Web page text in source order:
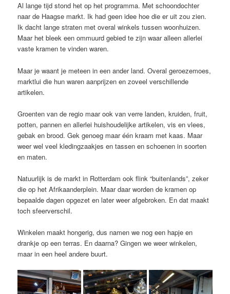
Al lange tijd stond het op het programma. Met schoondochter
naar de Haagse markt. Ik had geen idee hoe die er uit zou zien.
Ik dacht lange straten met overal winkels tussen woonhuizen.
Maar het bleek een ommuurd gebied te zijn waar alleen allerlei
vaste kramen te vinden waren.
Maar je waant je meteen in een ander land. Overal geroezemoes,
marktlui die hun waren aanprijzen en zoveel verschillende
artikelen.
Groenten van de regio maar ook van verre landen, kruiden, fruit,
potten, pannen en allerlei huishoudelijke artikelen, vis en vlees,
gebak en brood. Gek genoeg maar één kraam met kaas. Maar
weer wel veel kledingzaakjes en tassen en schoenen in soorten
en maten.
Natuurlijk is de markt in Rotterdam ook flink “buitenlands”, zeker
die op het Afrikaanderplein. Maar daar worden de kramen op
bepaalde dagen opgezet en later weer afgebroken. En dat maakt
toch sfeerverschil.
Winkelen maakt hongerig, dus namen we nog een hapje en
drankje op een terras. En daarna? Gingen we weer winkelen,
maar in een heel andere buurt.